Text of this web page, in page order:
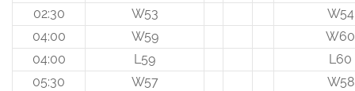
02:30
W53
W54
04:00
W59
W60
04:00
L59
L60
05:30
W57
W58